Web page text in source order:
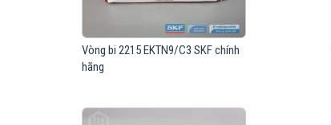
Vòng bi 2215 EKTN9/C3 SKF chính
hãng